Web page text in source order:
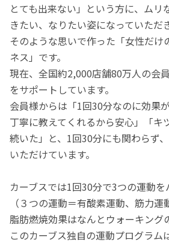
とても出来ない」という方に、ムリ
きたい、なりたい姿になっていただ
そのような思いで作った「女性だけ
ネス」です。
現在、全国約2,000店舗80万人の会
をサポートしています。
会員様からは「1回30分なのに効果
丁寧に教えてくれるから安心」「キ
続いた」と、1回30分にも関わらず
いただけています。
カーブスでは1回30分で3つの運動を
（３つの運動＝有酸素運動、筋力
脂肪燃焼効果はなんとウォーキング
このカーブス独自の運動プログラム